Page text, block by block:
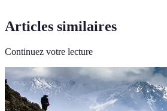
Articles similaires
Continuez votre lecture